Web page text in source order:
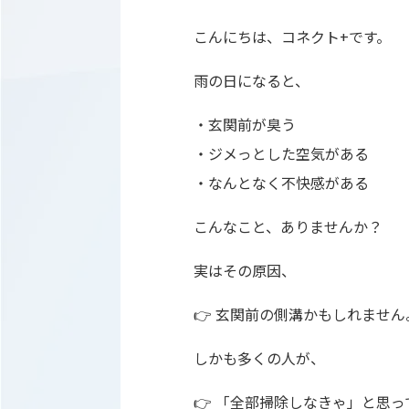
こんにちは、コネクト+です。
雨の日になると、
・玄関前が臭う
・ジメっとした空気がある
・なんとなく不快感がある
こんなこと、ありませんか？
実はその原因、
👉 玄関前の側溝かもしれません
しかも多くの人が、
👉 「全部掃除しなきゃ」と思っ